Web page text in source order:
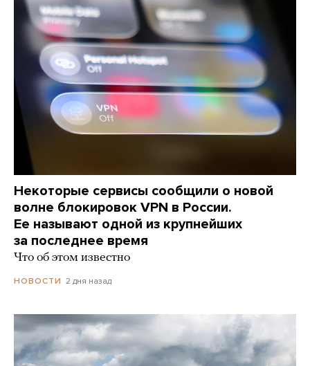
Некоторые сервисы сообщили о новой
волне блокировок VPN в России.
Ее называют одной из крупнейших
за последнее время
Что об этом известно
НОВОСТИ 2 дня назад